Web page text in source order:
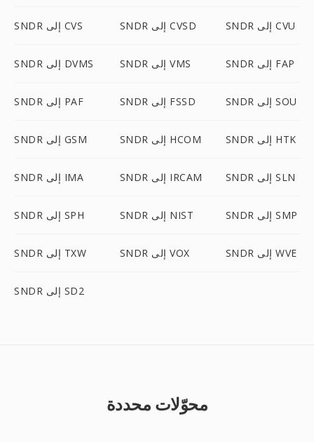
SNDR إلى CVS SNDR إلى CVSD SNDR إلى CVU
SNDR إلى DVMS SNDR إلى VMS SNDR إلى FAP
SNDR إلى PAF SNDR إلى FSSD SNDR إلى SOU
SNDR إلى GSM SNDR إلى HCOM SNDR إلى HTK
SNDR إلى IMA SNDR إلى IRCAM SNDR إلى SLN
SNDR إلى SPH SNDR إلى NIST SNDR إلى SMP
SNDR إلى TXW SNDR إلى VOX SNDR إلى WVE
SNDR إلى SD2
محوّلات محددة